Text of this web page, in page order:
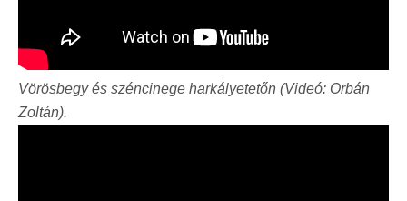
Vörösbegy és széncinege harkályetetőn (Videó: Orbán
Zoltán).